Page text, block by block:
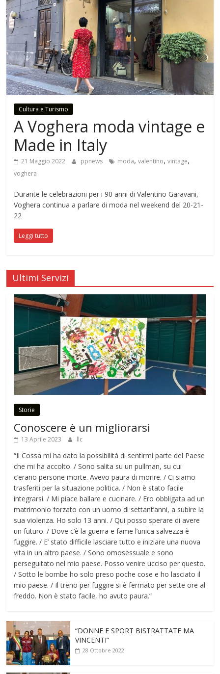
Cultura e Turismo
A Voghera moda vintage e
Made in Italy
21 Maggio 2022 ppnews moda,valentino,vintage,
voghera
Durante le celebrazioni per i 90 anni di Valentino Garavani,
Voghera continua a parlare di moda nel weekend del 20-21-
22
Leggi tutto
Ultimi Servizi
Storie
Conoscere è un migliorarsi
13 Aprile 2023 llc
“Il Cossa mi ha dato la possibilità di sentirmi parte del Paese
che mi ha accolto. / Sono salita su un pullman, su cui
c’erano persone morte. Avevo paura di morire. / Ci siamo
trasferiti per la situazione politica. / Non è stato facile
integrarsi. / Mi piace ballare e cucinare. / Ero obbligata ad un
matrimonio forzato con un uomo di settant’anni, a subire la
sua violenza. Ho solo 13 anni. / Qui posso sperare di avere
un futuro. / Dove c’è la guerra e fame l’unica salvezza è
fuggire. / E’ stato difficile lasciare tutto e iniziare una nuova
vita in un altro paese. / Sono omosessuale e sono
perseguitato nel mio paese. Posso venire ucciso per questo.
/ Sotto le bombe ho solo preso poche cose e ho lasciato il
mio paese. / Il treno per fuggire si è fermato per sette ore al
freddo. Non è stato facile, ho avuto paura.”
“DONNE E SPORT BISTRATTATE MA
VINCENTI”
28 Ottobre 2022